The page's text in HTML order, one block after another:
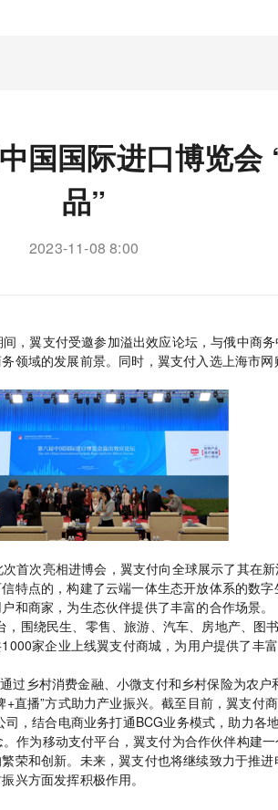
国国际进口博览会
品”
2023-11-08 8:00
，翼支付受邀参加溢出效应论坛，与俄中商
领域的发展前景。同时，翼支付入选上海市
首次亮相进博会，翼支付向全球展示了其在
特点的，构建了云端一体生态开放体系的数
和商家，为生态伙伴提供了丰富的合作场景。
围绕民生、零售、旅游、汽车、房地产、图
家企业上线翼支付商城，为用户提供了丰
过乡村消费金融、小微支付和乡村保险为农
直播”方式助力产业振兴。截至目前，翼支付
，结合电商业务打通BCG业务模式，助力各
作为移动支付平台，翼支付为合作伙伴构建
荣和创新。未来，翼支付也将继续致力于推
兴方面发挥积极作用。